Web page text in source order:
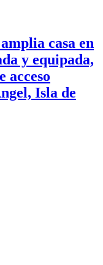
casa en
y equipada,
acceso
Isla de